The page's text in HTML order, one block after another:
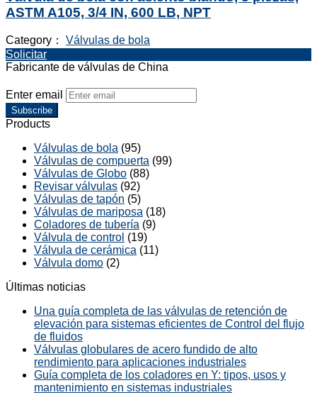
ASTM A105, 3/4 IN, 600 LB, NPT
Category： Válvulas de bola
Solicitar
Fabricante de válvulas de China
Enter email
Subscribe
Products
Válvulas de bola (95)
Válvulas de compuerta (99)
Válvulas de Globo (88)
Revisar válvulas (92)
Válvulas de tapón (5)
Válvulas de mariposa (18)
Coladores de tubería (9)
Válvula de control (19)
Válvula de cerámica (11)
Válvula domo (2)
Últimas noticias
Una guía completa de las válvulas de retención de
elevación para sistemas eficientes de Control del flujo
de fluidos
Válvulas globulares de acero fundido de alto
rendimiento para aplicaciones industriales
Guía completa de los coladores en Y: tipos, usos y
mantenimiento en sistemas industriales